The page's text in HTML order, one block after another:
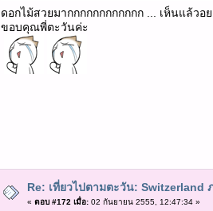
ดอกไม้สวยมากกกกกกกกกกกก ... เห็นแล้วอ
ขอบคุณพี่ตะวันค่ะ
Re: เที่ยวไปตามตะวัน: Switzerland
« ตอบ #172 เมื่อ:02 กันยายน 2555, 12:47:34 »